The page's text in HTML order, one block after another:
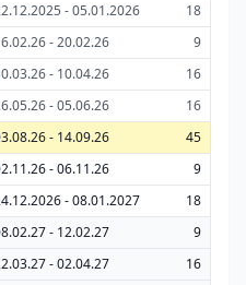
- 05.01.2026
18
- 20.02.26
9
- 10.04.26
16
- 05.06.26
16
- 14.09.26
45
- 06.11.26
9
- 08.01.2027
18
- 12.02.27
9
- 02.04.27
16